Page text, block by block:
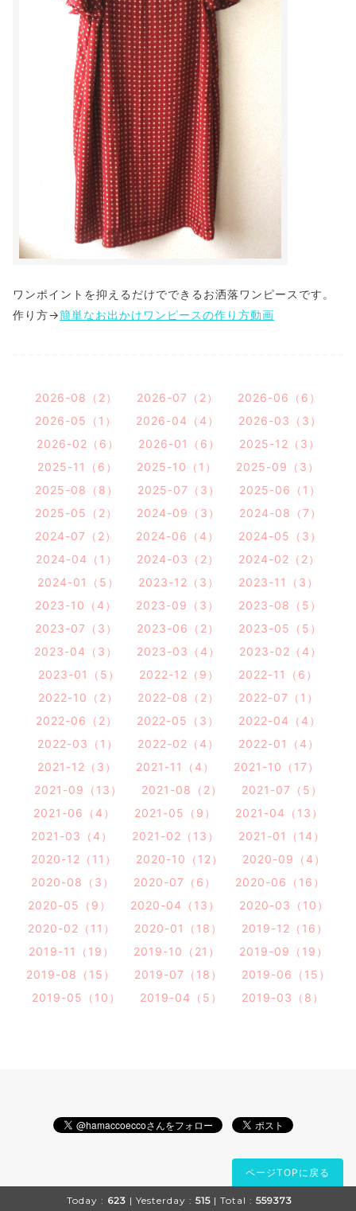
ワンポイントを抑えるだけでできるお洒落ワンピースです。
作り方→簡単なお出かけワンピースの作り方動画
2026-08（2） 2026-07（2）
2026-06（6）
2026-05（1）
2026-04（4）
2026-03（3）
2026-02（6）
2026-01（6）
2025-12（3）
2025-11（6）
2025-10（1）
2025-09（3）
2025-08（8）
2025-07（3）
2025-06（1）
2025-05（2）
2024-09（3）
2024-08（7）
2024-07（2）
2024-06（4）
2024-05（3）
2024-04（1）
2024-03（2）
2024-02（2）
2024-01（5）
2023-12（3）
2023-11（3）
2023-10（4）
2023-09（3）
2023-08（5）
2023-07（3）
2023-06（2）
2023-05（5）
2023-04（3）
2023-03（4）
2023-02（4）
2023-01（5）
2022-12（9）
2022-11（6）
2022-10（2）
2022-08（2）
2022-07（1）
2022-06（2）
2022-05（3）
2022-04（4）
2022-03（1）
2022-02（4）
2022-01（4）
2021-12（3）
2021-11（4）
2021-10（17）
2021-09（13）
2021-08（2）
2021-07（5）
2021-06（4）
2021-05（9）
2021-04（13）
2021-03（4）
2021-02（13）
2021-01（14）
2020-12（11）
2020-10（12）
2020-09（4）
2020-08（3）
2020-07（6）
2020-06（16）
2020-05（9）
2020-04（13）
2020-03（10）
2020-02（11）
2020-01（18）
2019-12（16）
2019-11（19）
2019-10（21）
2019-09（19）
2019-08（15）
2019-07（18）
2019-06（15）
2019-05（10）
2019-04（5） 2019-03（8）
ページTOPに戻る
Today : 623 | Yesterday : 515 | Total : 559373